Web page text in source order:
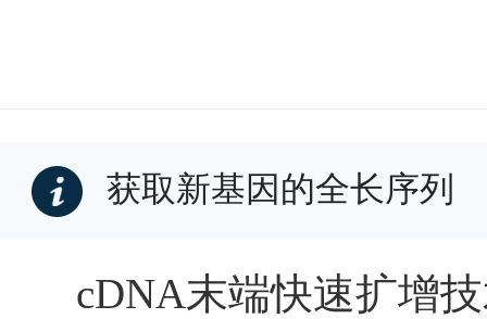
获取新基因的全长序列
cDNA末端快速扩增